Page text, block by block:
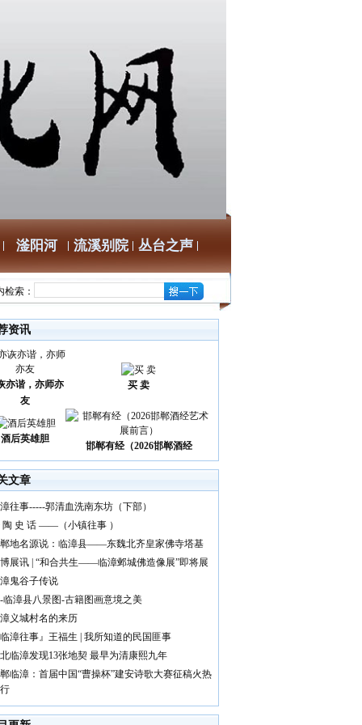
滏阳河 流溪别院 丛台之声
检索：
资讯
亦谐，亦师亦
友
买 卖
酒后英雄胆
邯郸有经（2026邯郸酒经
文章
往事-----郭清血洗南东坊（下部）
陶 史 话 ——（小镇往事 ）
地名源说：临漳县——东魏北齐皇家佛寺塔基
博展讯 | “和合共生——临漳邺城佛造像展”即将展
鬼谷子传说
临漳县八景图-古籍图画意境之美
义城村名的来历
临漳往事』王福生 | 我所知道的民国匪事
临漳发现13张地契 最早为清康熙九年
临漳：首届中国“曹操杯”建安诗歌大赛征稿火热